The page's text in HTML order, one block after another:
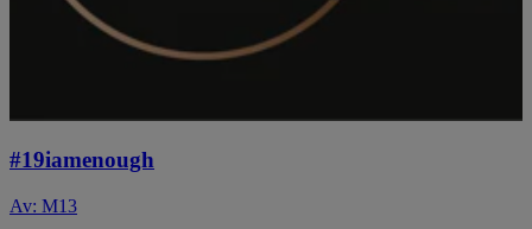
#19iamenough
Av: M13